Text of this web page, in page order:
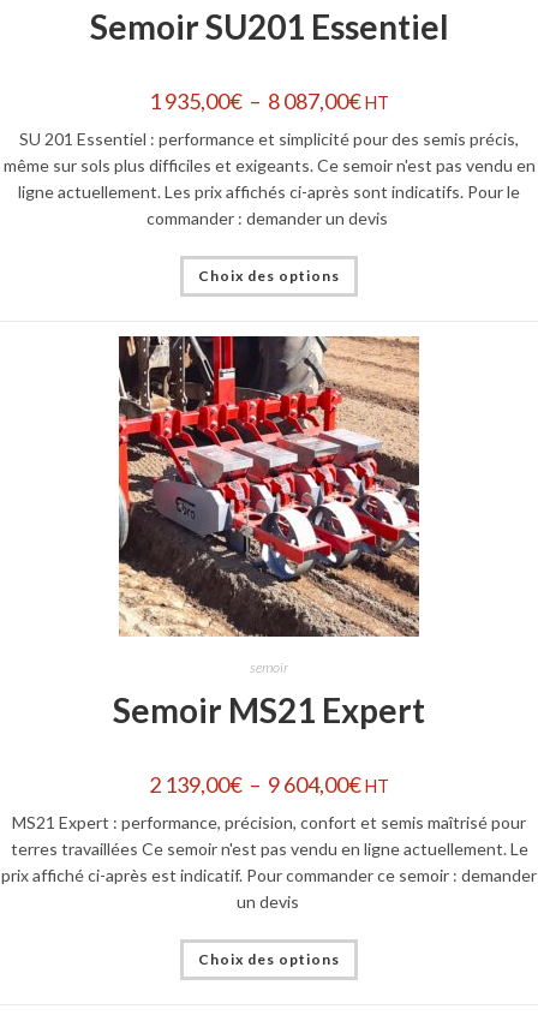
Semoir SU201 Essentiel
1 935,00€ – 8 087,00€HT
SU 201 Essentiel : performance et simplicité pour des semis précis,
même sur sols plus difficiles et exigeants. Ce semoir n'est pas vendu en
ligne actuellement. Les prix affichés ci-après sont indicatifs. Pour le
commander : demander un devis
Choix des options
semoir
Semoir MS21 Expert
2 139,00€ – 9 604,00€HT
MS21 Expert : performance, précision, confort et semis maîtrisé pour
terres travaillées Ce semoir n'est pas vendu en ligne actuellement. Le
prix affiché ci-après est indicatif. Pour commander ce semoir : demander
un devis
Choix des options